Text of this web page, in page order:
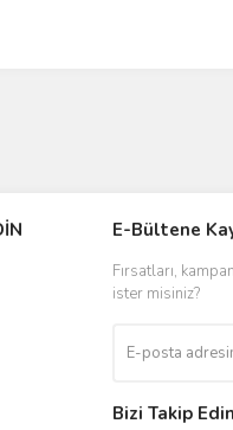
E-Bültene
Fırsatları,
ister misiniz?
Bizi Takip Edin